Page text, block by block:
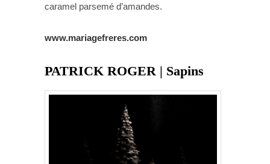
caramel parsemé d’amandes.
www.mariagefreres.com
PATRICK ROGER | Sapins